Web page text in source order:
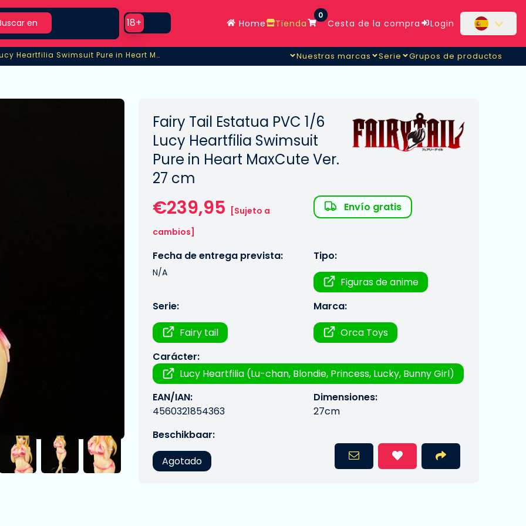
en
Use setting
18+ Home Tienda
0
Cesta de la compra Login
Heartfilia Swimsuit Pure in Heart MaxCute Ver.
Estatua PVC 1/6 Lucy Heartfilia Swimsuit Pure in Heart MaxCute Ver. Nuestras marcas Serie Grupos de productos
Fairy Tail Estatua PVC 1/6
Lucy Heartfilia Swimsuit
Pure in Heart MaxCute Ver.
27 cm
€239,95
[Sujeto a
cambios]
Envío gratis
Fecha de entrega prevista:
N/A
Tipo:
Figuras de anime
Serie:
Fairy tail
Marca:
Orca Toys
Carácter:
Lucy Heartfilia (Lu-chan, Blondie, Princess, Lucky, Bunny Girl)
EAN/IAN:
4560321854363
Dimensiones:
27cm
Beschikbaar:
Agotado